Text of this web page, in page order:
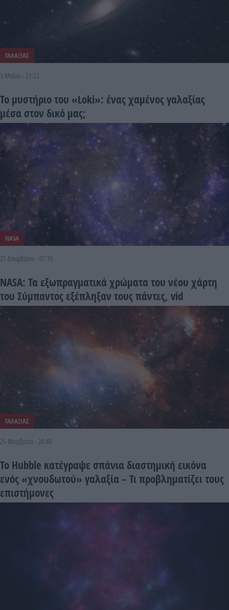
ΓΑΛΑΞΙΑΣ
3 Μαΐου - 21:22
Το μυστήριο του «Loki»: ένας χαμένος γαλαξίας
μέσα στον δικό μας;
NASA
25 Δεκεμβρίου - 07:35
NASA: Τα εξωπραγματικά χρώματα του νέου χάρτη
του Σύμπαντος εξέπληξαν τους πάντες, vid
ΓΑΛΑΞΙΑΣ
25 Νοεμβρίου - 20:40
Το Hubble κατέγραψε σπάνια διαστημική εικόνα
ενός «χνουδωτού» γαλαξία – Τι προβληματίζει τους
επιστήμονες